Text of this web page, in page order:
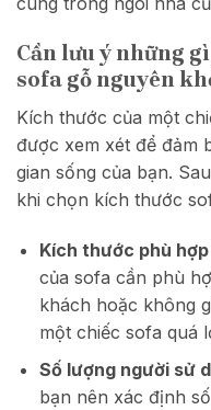
Cần lưu ý những
sofa gỗ nguyên
Kích thước của một
được xem xét để đảm
gian sống của bạn.
khi chọn kích thước
Kích thước phù
của sofa cần phù
khách hoặc không
một chiếc sofa quá
Số lượng người sử
bạn nên xác định